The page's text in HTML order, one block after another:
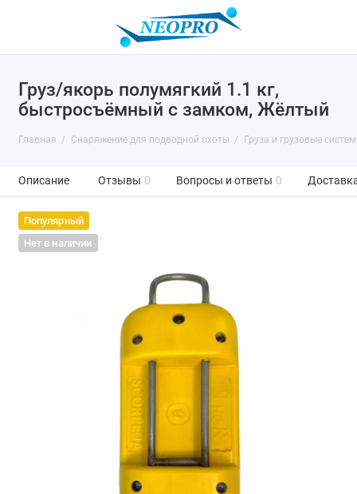
Груз/якорь полумягкий 1.1 кг,
быстросъёмный с замком, Жёлтый
Главная Снаряжение для подводной охоты Груза и грузовые
Описание Отзывы 0 Вопросы и ответы 0
Популярный
Нет в наличии